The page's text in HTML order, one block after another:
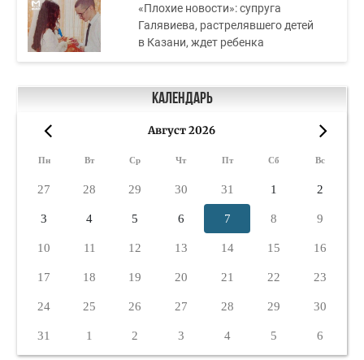
«Плохие новости»: супруга
Галявиева, растрелявшего детей
в Казани, ждет ребенка
Календарь
Август 2026
Пн Вт Ср Чт Пт Сб Вс
27 28 29 30 31 1 2
3 4 5 6 7 8 9
10 11 12 13 14 15 16
17 18 19 20 21 22 23
24 25 26 27 28 29 30
31 1 2 3 4 5 6